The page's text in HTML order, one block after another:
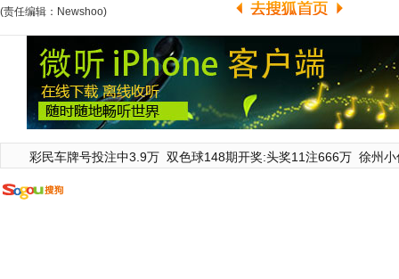
(责任编辑：Newshoo)
彩民车牌号投注中3.9万 双色球148期开奖:头奖11注666万 徐州